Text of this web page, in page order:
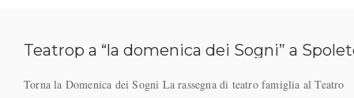
Teatrop a “la domenica dei Sogni” a
Torna la Domenica dei Sogni La rassegna di teatro famiglia al Teatro